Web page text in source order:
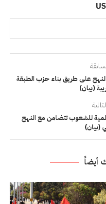
النهج على طريق بناء حزب الطبقة
(بيان)
للشعوب تتضامن مع النهج
(بيان)
أيضاً